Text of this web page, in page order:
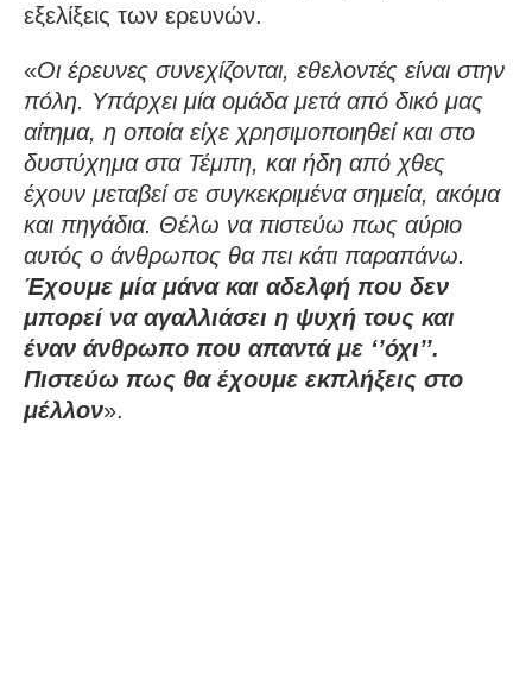
εξελίξεις των ερευνών.
«Οι έρευνες συνεχίζονται, εθελοντές είναι στην
πόλη. Υπάρχει μία ομάδα μετά από δικό μας
αίτημα, η οποία είχε χρησιμοποιηθεί και στο
δυστύχημα στα Τέμπη, και ήδη από χθες
έχουν μεταβεί σε συγκεκριμένα σημεία, ακόμα
και πηγάδια. Θέλω να πιστεύω πως αύριο
αυτός ο άνθρωπος θα πει κάτι παραπάνω.
Έχουμε μία μάνα και αδελφή που δεν
μπορεί να αγαλλιάσει η ψυχή τους και
έναν άνθρωπο που απαντά με ‘’όχι’’.
Πιστεύω πως θα έχουμε εκπλήξεις στο
μέλλον».